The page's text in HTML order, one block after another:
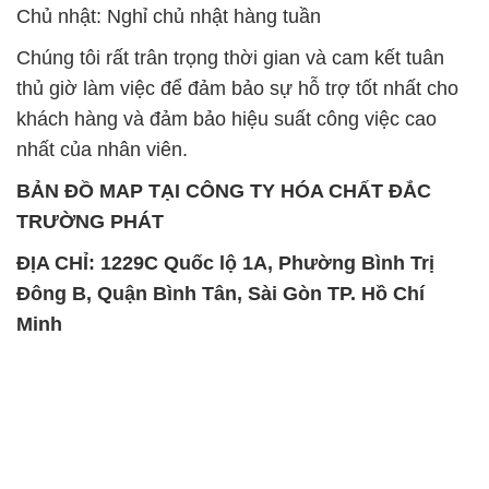
nhất của nhân viên.
BẢN ĐỒ MAP TẠI CÔNG TY HÓA CHẤT ĐẮC
TRƯỜNG PHÁT
ĐỊA CHỈ: 1229C Quốc lộ 1A, Phường Bình Trị
Đông B, Quận Bình Tân, Sài Gòn TP. Hồ Chí
Minh